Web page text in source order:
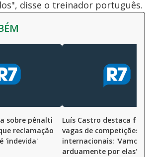
disse o treinador português.
sobre pênalti
reclamação
'indevida'
Luís Castro destaca foco
vagas de competições
internacionais: 'Vamos
arduamente por elas'